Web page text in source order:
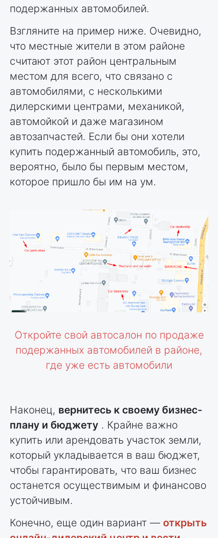
подержанных автомобилей.
Взгляните на пример ниже. Очевидно,
что местные жители в этом районе
считают этот район центральным
местом для всего, что связано с
автомобилями, с несколькими
дилерскими центрами, механикой,
автомойкой и даже магазином
автозапчастей. Если бы они хотели
купить подержанный автомобиль, это,
вероятно, было бы первым местом,
которое пришло бы им на ум.
Откройте свой автосалон по продаже
подержанных автомобилей в районе,
где уже есть автомобили
Наконец, вернитесь к своему бизнес-
плану и бюджету . Крайне важно
купить или арендовать участок земли,
который укладывается в ваш бюджет,
чтобы гарантировать, что ваш бизнес
останется осуществимым и финансово
устойчивым.
Конечно, еще один вариант — открыть